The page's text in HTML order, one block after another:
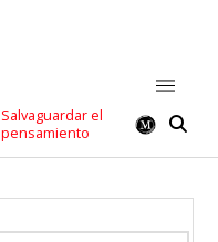
Salvaguardar el
pensamiento